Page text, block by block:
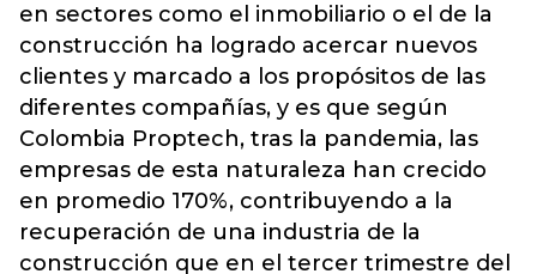
en sectores como el inmobiliario o el de la
construcción ha logrado acercar nuevos
clientes y marcado a los propósitos de las
diferentes compañías, y es que según
Colombia Proptech, tras la pandemia, las
empresas de esta naturaleza han crecido
en promedio 170%, contribuyendo a la
recuperación de una industria de la
construcción que en el tercer trimestre del